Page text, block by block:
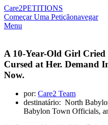
Care2PETITIONS
Começar Uma Petiçãonavegar
Menu
A 10-Year-Old Girl
Cursed at Her. Demand
Now.
por: Care2 Team
destinatário: North
Babylon Town Officials,